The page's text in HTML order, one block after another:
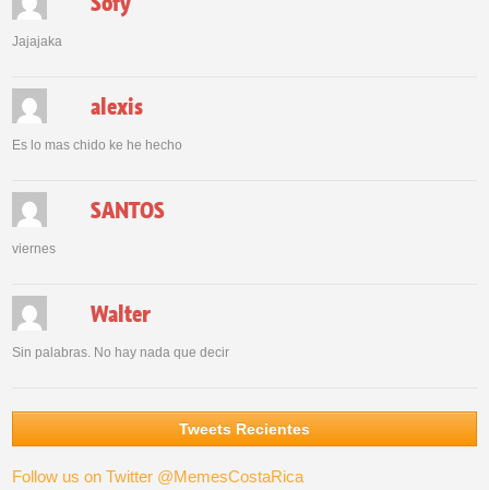
Jajajaka
alexis
Es lo mas chido ke he hecho
SANTOS
viernes
Walter
Sin palabras. No hay nada que decir
Tweets Recientes
Follow us on Twitter @MemesCostaRica